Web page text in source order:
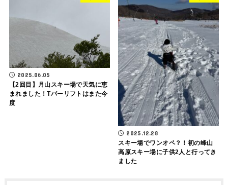
2025.06.05
【2回目】月山スキー場で天気に恵
まれました！Tバーリフトはまた今
度
2025.12.28
スキー場でワンオペ？！初の峰山
高原スキー場に子供2人と行ってき
ました